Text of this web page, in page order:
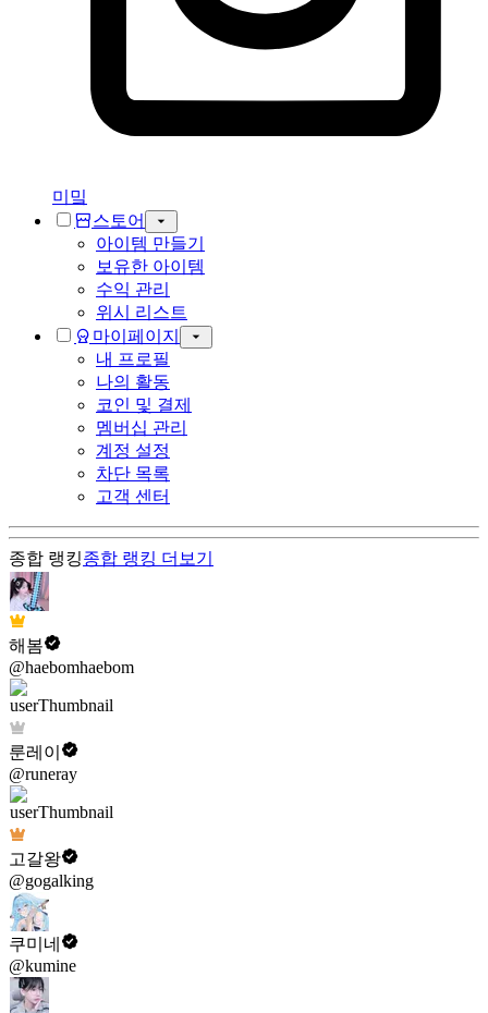
미밐
스토어
아이템 만들기
보유한 아이템
수익 관리
위시 리스트
마이페이지
내 프로필
나의 활동
코인 및 결제
멤버십 관리
계정 설정
차단 목록
고객 센터
종합 랭킹종합 랭킹 더보기
해봄
@haebomhaebom
룬레이
@runeray
고갈왕
@gogalking
쿠미네
@kumine